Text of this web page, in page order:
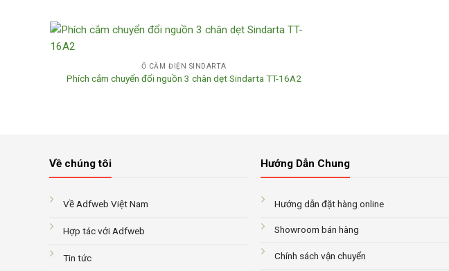
Ổ CẮM ĐIỆN SINDARTA
Phích cắm chuyển đổi nguồn 3 chân dẹt Sindarta TT-16A2
Về chúng tôi
Về Adfweb Việt Nam
Hợp tác với Adfweb
Tin tức
Hướng Dẫn Chung
Hướng dẫn đặt hàng online
Showroom bán hàng
Chính sách vận chuyển